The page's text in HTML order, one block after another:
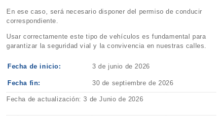
En ese caso, será necesario disponer del permiso de conducir
correspondiente.
Usar correctamente este tipo de vehículos es fundamental para
garantizar la seguridad vial y la convivencia en nuestras calles.
Fecha de inicio: 3 de junio de 2026
Fecha fin: 30 de septiembre de 2026
Fecha de actualización: 3 de Junio de 2026